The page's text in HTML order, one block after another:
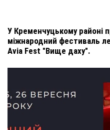
У Кременчуцькому районі
міжнародний фестиваль
Avia Fest "Вище даху".